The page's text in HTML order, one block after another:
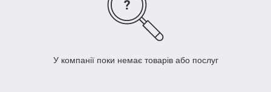
У компанії поки немає товарів або послуг